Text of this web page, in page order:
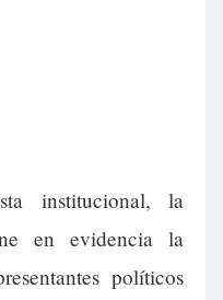
institucional, la
en evidencia la
políticos